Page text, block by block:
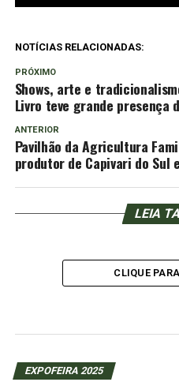
NOTÍCIAS RELACIONADAS:
PRÓXIMO
Shows, arte e
Livro teve grande presença
ANTERIOR
Pavilhão da Agricultura
produtor de Capivari do Sul
LEIA
CLIQUE
EXPOFEIRA 2025